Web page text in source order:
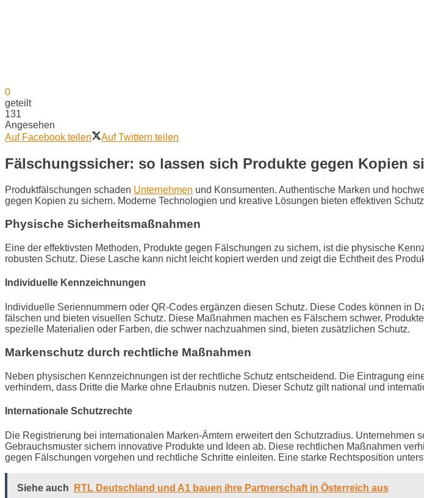
0
geteilt
131
Angesehen
Auf Facebook teilen
Auf Twittern teilen
Fälschungssicher: so lassen sich Produkte gegen Kopien
Produktfälschungen schaden Unternehmen und Konsumenten. Authentische Marken und
gegen Kopien zu sichern. Moderne Technologien und kreative Lösungen bieten effektiven
Physische Sicherheitsmaßnahmen
Eine der effektivsten Methoden, Produkte gegen Fälschungen zu sichern, ist die physische
robusten Schutz. Diese Lasche kann nicht leicht kopiert werden und zeigt die Echtheit des
Individuelle Kennzeichnungen
Individuelle Seriennummern oder QR-Codes ergänzen diesen Schutz. Diese Codes können in
fälschen und bieten visuellen Schutz. Diese Maßnahmen machen es Fälschern schwer,
spezielle Materialien oder Farben, die schwer nachzuahmen sind, bieten zusätzlichen Schutz.
Markenschutz durch rechtliche Maßnahmen
Neben physischen Kennzeichnungen ist der rechtliche Schutz entscheidend. Die Eintragung
verhindern, dass Dritte die Marke ohne Erlaubnis nutzen. Dieser Schutz gilt national und
Internationale Schutzrechte
Die Registrierung bei internationalen Marken-Ämtern erweitert den Schutzradius.
Gebrauchsmuster sichern innovative Produkte und Ideen ab. Diese rechtlichen Maßnahmen
gegen Fälschungen vorgehen und rechtliche Schritte einleiten. Eine starke Rechtsposition
Siehe auch RTL Deutschland und A1 bauen ihre Partnerschaft in Österreich aus